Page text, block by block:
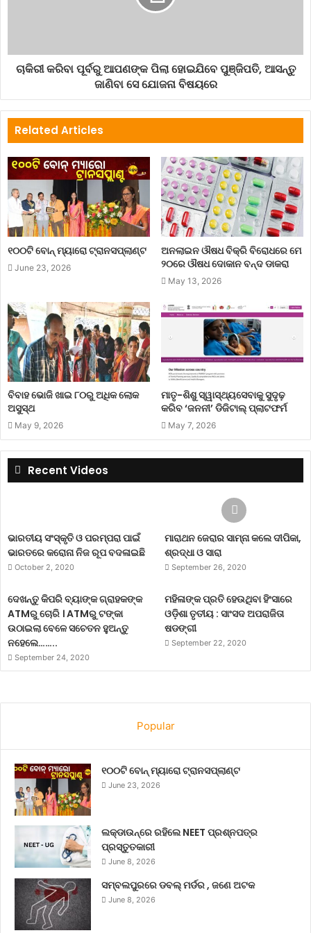
ଚାକିରୀ କରିବା ପୂର୍ବରୁ ଆପଣଙ୍କ ପିଲା ହୋଇଯିବେ ପୁଞ୍ଜିପତି, ଆସନ୍ତୁ
ଜାଣିବା ସେ ଯୋଜନା ବିଷୟରେ
Related Articles
୧୦୦ଟି ବୋନ୍ ମ୍ୟାରୋ ଟ୍ରାନସପ୍ଲାଣ୍ଟ
June 23, 2026
ଅନଲାଇନ ଔଷଧ ବିକ୍ରି ବିରୋଧରେ ମେ
୨୦ରେ ଔଷଧ ଦୋକାନ ବନ୍ଦ ଡାକରା
May 13, 2026
ବିବାହ ଭୋଜି ଖାଇ ୮୦ରୁ ଅଧିକ ଲୋକ
ଅସୁସ୍ଥ
May 9, 2026
ମାତୃ-ଶିଶୁ ସ୍ୱାସ୍ଥ୍ୟସେବାକୁ ସୁଦୃଢ଼
କରିବ ‘ଜନନୀ’ ଡିଜିଟାଲ୍ ପ୍ଲାଟଫର୍ମ
May 7, 2026
Recent Videos
ଭାରତୀୟ ସଂସ୍କୃତି ଓ ପରମ୍ପରା ପାଇଁ
ଭାରତରେ କରୋନା ନିଜ ରୂପ ବଦଳାଇଛି
October 2, 2020
ମାରାଥନ ଜେରାର ସାମ୍ନା କଲେ ଦୀପିକା,
ଶ୍ରଦ୍ଧା ଓ ସାରା
September 26, 2020
ଦେଖନ୍ତୁ କିପରି ବ୍ୟାଙ୍କ ଗ୍ରାହକଙ୍କ
ATMରୁ ଚୋରି । ATMରୁ ଟଙ୍କା
ଉଠାଇଲା ବେଳେ ସଚେତନ ହୁଅନ୍ତୁ
ନହେଲେ……..
September 24, 2020
ମହିଳାଙ୍କ ପ୍ରତି ହେଉଥିବା ହିଂସାରେ
ଓଡ଼ିଶା ତୃତୀୟ : ସାଂସଦ ଅପରାଜିତା
ଷଡଙ୍ଗୀ
September 22, 2020
Popular
୧୦୦ଟି ବୋନ୍ ମ୍ୟାରୋ ଟ୍ରାନସପ୍ଲାଣ୍ଟ
June 23, 2026
ଲକ୍‌ଡାଉନ୍‌ରେ ରହିଲେ NEET ପ୍ରଶ୍ନପତ୍ର
ପ୍ରସ୍ତୁତକାରୀ
June 8, 2026
ସମ୍ବଲପୁରରେ ଡବଲ୍ ମର୍ଡର , ଜଣେ ଅଟକ
June 8, 2026